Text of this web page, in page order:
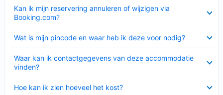
Kan ik mijn reservering annuleren of wijzigen via
Booking.com?
Wat is mijn pincode en waar heb ik deze voor nodig?
Waar kan ik contactgegevens van deze accommodatie
vinden?
Hoe kan ik zien hoeveel het kost?